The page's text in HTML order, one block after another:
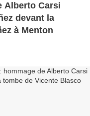
Alberto Carsi
devant la
à Menton